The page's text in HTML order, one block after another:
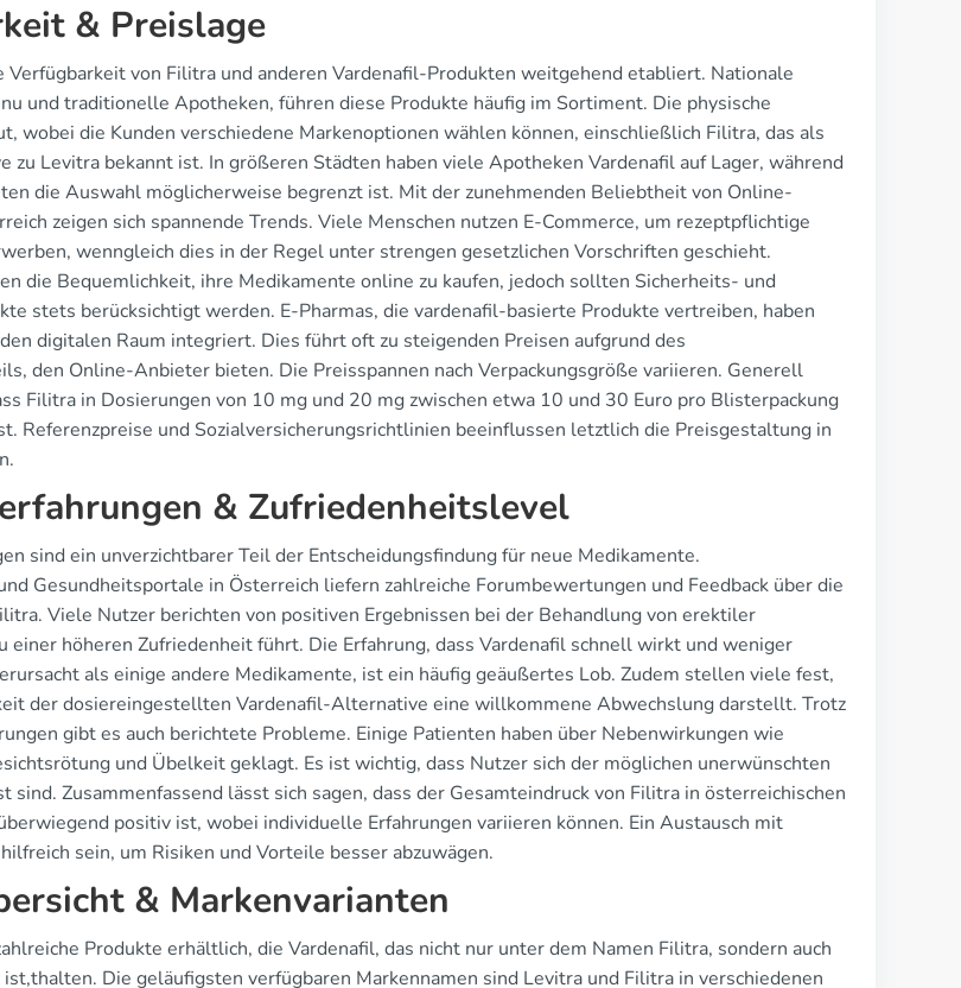
& Preislage
Verfügbarkeit von Filitra und anderen Vardenafil-Produkten weitgehend etabliert. Nationale
und traditionelle Apotheken, führen diese Produkte häufig im Sortiment. Die physische
wobei die Kunden verschiedene Markenoptionen wählen können, einschließlich Filitra, das als
zu Levitra bekannt ist. In größeren Städten haben viele Apotheken Vardenafil auf Lager, während
die Auswahl möglicherweise begrenzt ist. Mit der zunehmenden Beliebtheit von Online-
zeigen sich spannende Trends. Viele Menschen nutzen E-Commerce, um rezeptpflichtige
wenngleich dies in der Regel unter strengen gesetzlichen Vorschriften geschieht.
die Bequemlichkeit, ihre Medikamente online zu kaufen, jedoch sollten Sicherheits- und
stets berücksichtigt werden. E-Pharmas, die vardenafil-basierte Produkte vertreiben, haben
digitalen Raum integriert. Dies führt oft zu steigenden Preisen aufgrund des
den Online-Anbieter bieten. Die Preisspannen nach Verpackungsgröße variieren. Generell
Filitra in Dosierungen von 10 mg und 20 mg zwischen etwa 10 und 30 Euro pro Blisterpackung
Referenzpreise und Sozialversicherungsrichtlinien beeinflussen letztlich die Preisgestaltung in
& Zufriedenheitslevel
sind ein unverzichtbarer Teil der Entscheidungsfindung für neue Medikamente.
Gesundheitsportale in Österreich liefern zahlreiche Forumbewertungen und Feedback über die
Viele Nutzer berichten von positiven Ergebnissen bei der Behandlung von erektiler
einer höheren Zufriedenheit führt. Die Erfahrung, dass Vardenafil schnell wirkt und weniger
als einige andere Medikamente, ist ein häufig geäußertes Lob. Zudem stellen viele fest,
der dosiereingestellten Vardenafil-Alternative eine willkommene Abwechslung darstellt. Trotz
gibt es auch berichtete Probleme. Einige Patienten haben über Nebenwirkungen wie
und Übelkeit geklagt. Es ist wichtig, dass Nutzer sich der möglichen unerwünschten
sind. Zusammenfassend lässt sich sagen, dass der Gesamteindruck von Filitra in österreichischen
positiv ist, wobei individuelle Erfahrungen variieren können. Ein Austausch mit
sein, um Risiken und Vorteile besser abzuwägen.
& Markenvarianten
Produkte erhältlich, die Vardenafil, das nicht nur unter dem Namen Filitra, sondern auch
Die geläufigsten verfügbaren Markennamen sind Levitra und Filitra in verschiedenen